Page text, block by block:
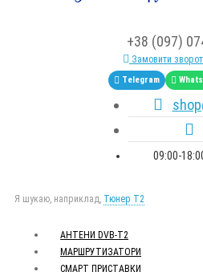
+38 (097)
Замовити
Telegram
09:00-
Я шукаю, наприклад, Тюнер T2
АНТЕНИ DVB-Т2
МАРШРУТИЗАТОРИ
СМАРТ ПРИСТАВКИ